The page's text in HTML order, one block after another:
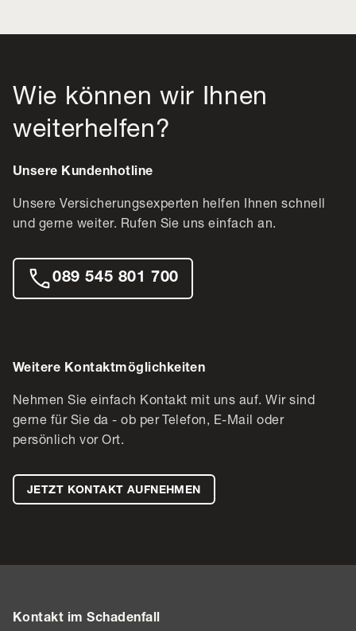
Wie können wir Ihnen
weiterhelfen?
Unsere Kundenhotline
Unsere Versicherungsexperten helfen Ihnen schnell
und gerne weiter. Rufen Sie uns einfach an.
089 545 801 700
Weitere Kontaktmöglichkeiten
Nehmen Sie einfach Kontakt mit uns auf. Wir sind
gerne für Sie da - ob per Telefon, E-Mail oder
persönlich vor Ort.
JETZT KONTAKT AUFNEHMEN
Kontakt im Schadenfall